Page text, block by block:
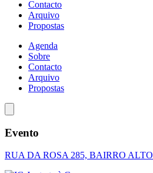
Contacto
Arquivo
Propostas
Agenda
Sobre
Contacto
Arquivo
Propostas
Evento
RUA DA ROSA 285, BAIRRO ALTO